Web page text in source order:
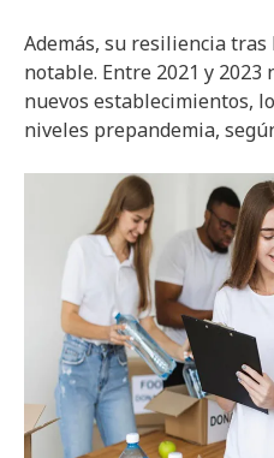
Además, su resiliencia
notable. Entre 2021 y 2023
nuevos establecimientos,
niveles prepandemia,